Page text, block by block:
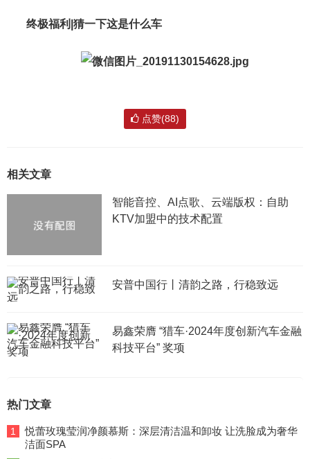
终极福利|猜一下这是什么车
点赞(88)
相关文章
智能音控、AI点歌、云端版权：自助
KTV加盟中的技术配置
安普中国行丨清韵之路，行稳致远
易鑫荣膺 “猎车·2024年度创新汽车金融
科技平台” 奖项
热门文章
1
悦蕾玫瑰莹润净颜慕斯：深层清洁温和卸妆 让洗脸成为奢华
洁面SPA